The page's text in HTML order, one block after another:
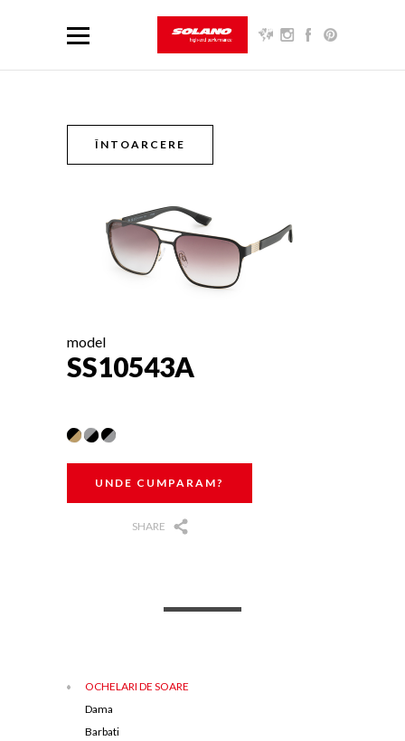
ÎNTOARCERE
model
SS10543A
UNDE CUMPARAM?
SHARE
OCHELARI DE SOARE
Dama
Barbati